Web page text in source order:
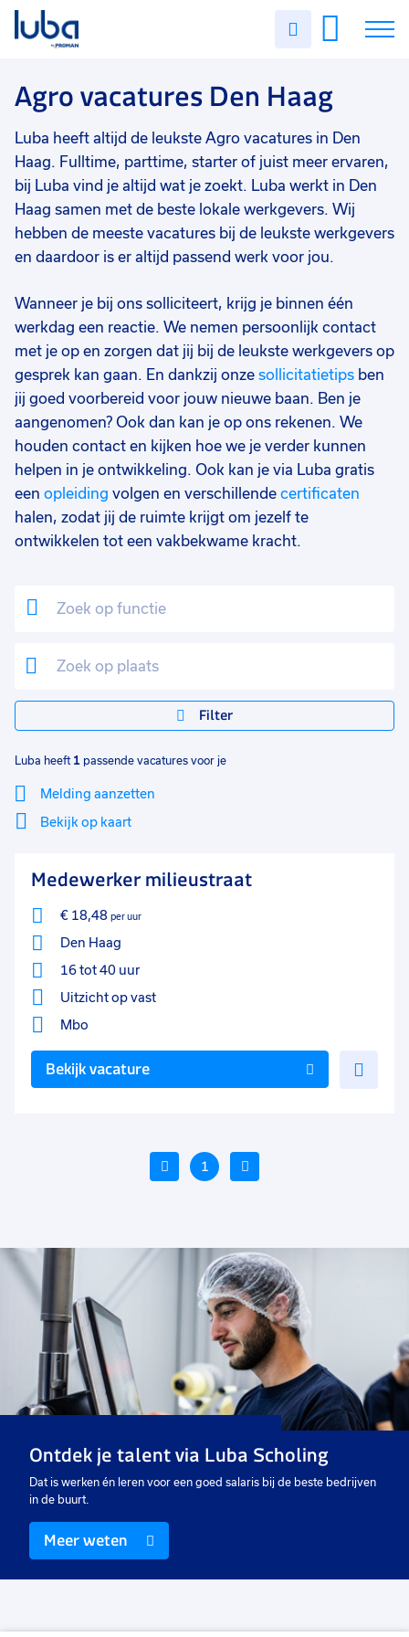
Uren
Vacatures
Over ons
Voor werkgevers
Contact
Agro vacatures Den Haag
Luba heeft altijd de leukste Agro vacatures in Den
Haag. Fulltime, parttime, starter of juist meer ervaren,
bij Luba vind je altijd wat je zoekt. Luba werkt in Den
Haag samen met de beste lokale werkgevers. Wij
hebben de meeste vacatures bij de leukste werkgevers
en daardoor is er altijd passend werk voor jou.
Wanneer je bij ons solliciteert, krijg je binnen één
werkdag een reactie. We nemen persoonlijk contact
met je op en zorgen dat jij bij de leukste werkgevers op
gesprek kan gaan. En dankzij onze sollicitatietips ben
jij goed voorbereid voor jouw nieuwe baan. Ben je
aangenomen? Ook dan kan je op ons rekenen. We
houden contact en kijken hoe we je verder kunnen
helpen in je ontwikkeling. Ook kan je via Luba gratis
een opleiding volgen en verschillende certificaten
halen, zodat jij de ruimte krijgt om jezelf te
ontwikkelen tot een vakbekwame kracht.
Filter
Filter vacatures
Vakgebied 0
Agro 1
Opleidingsniveau
Mbo
Soort contract
Uitzicht op vast 1
Tijdelijk 1
Uren per week 0
9 - 16 uur
Luba heeft 1 passende vacatures voor je
Melding aanzetten
Bekijk op kaart
Filter
Sluiten
Medewerker milieustraat
€ 18,48 per uur
Den Haag
16 tot 40 uur
Uitzicht op vast
Mbo
Bekijk vacature
Vorige
1
Voeg
toe
aan
favorieten
Medewerker milieustraat
16 tot 40 uur
Uitzicht op vast
Ontdek je talent via Luba Scholing
Dat is werken én leren voor een goed salaris bij de beste bedrijven
in de buurt.
Meer weten